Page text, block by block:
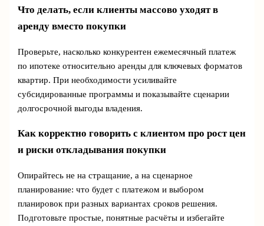
Что делать, если клиенты массово уходят в
аренду вместо покупки
Проверьте, насколько конкурентен ежемесячный платеж
по ипотеке относительно аренды для ключевых форматов
квартир. При необходимости усиливайте
субсидированные программы и показывайте сценарии
долгосрочной выгоды владения.
Как корректно говорить с клиентом про рост цен
и риски откладывания покупки
Опирайтесь не на стращание, а на сценарное
планирование: что будет с платежом и выбором
планировок при разных вариантах сроков решения.
Подготовьте простые, понятные расчёты и избегайте